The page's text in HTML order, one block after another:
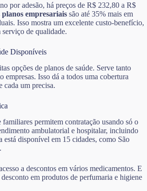
por adesão, há preços de R$ 232,80 a R$
planos empresariais são até 35% mais em
Isso mostra um excelente custo-benefício,
de qualidade.
Disponíveis
opções de planos de saúde. Serve tanto
empresas. Isso dá a todos uma cobertura
cada um precisa.
permitem contratação usando só o
ambulatorial e hospitalar, incluindo
está disponível em 15 cidades, como São
a descontos em vários medicamentos. E
em produtos de perfumaria e higiene